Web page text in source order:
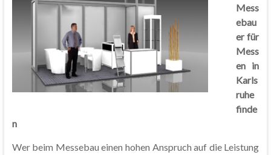
Mess
ebau
er für
Mess
en in
Karls
ruhe
finde
n
Wer beim Messebau einen hohen Anspruch auf die Leistung